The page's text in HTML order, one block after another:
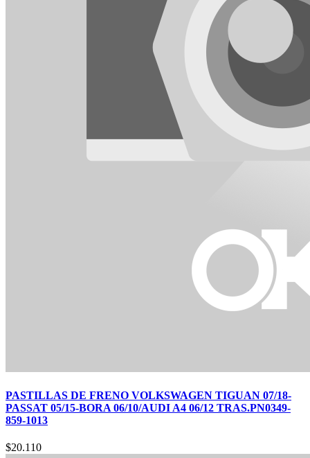
PASTILLAS DE FRENO VOLKSWAGEN TIGUAN 07/18-
PASSAT 05/15-BORA 06/10/AUDI A4 06/12 TRAS.PN0349-
859-1013
$20.110